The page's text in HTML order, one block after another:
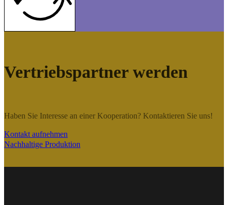
Vertriebspartner werden
Haben Sie Interesse an einer Kooperation? Kontaktieren Sie uns!
Kontakt aufnehmen
Nachhaltige Produktion